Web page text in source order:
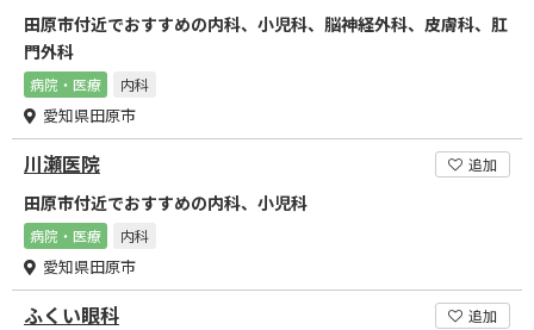
田原市付近でおすすめの内科、小児科、脳神経外科、皮膚科、肛
門外科
病院・医療 内科
愛知県田原市
川瀬医院 追加
田原市付近でおすすめの内科、小児科
病院・医療 内科
愛知県田原市
ふくい眼科 追加